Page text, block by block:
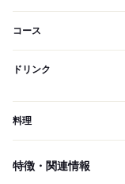
コース
ドリンク
料理
特徴・関連情報